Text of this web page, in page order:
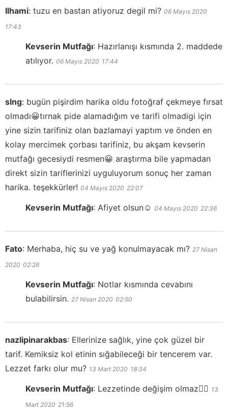
Ilhami: tuzu en bastan atiyoruz degil mi? 06 Mayıs 2020
17:43
Kevserin Mutfağı: Hazırlanışı kısmında 2. maddede
atılıyor. 06 Mayıs 2020 17:44
slng: bugün pişirdim harika oldu fotoğraf çekmeye fırsat
olmadı😀tırnak pide alamadığım ve tarifi olmadigi için
yine sizin tarifiniz olan bazlamayi yaptım ve önden en
kolay mercimek çorbası tarifiniz, bu akşam kevserin
mutfağı gecesiydi resmen😀 araştırma bile yapmadan
direkt sizin tariflerinizi uyguluyorum sonuç her zaman
harika. teşekkürler! 04 Mayıs 2020 22:07
Kevserin Mutfağı: Afiyet olsun☺️ 04 Mayıs 2020 22:36
Fato: Merhaba, hiç su ve yağ konulmayacak mı? 27 Nisan
2020 02:26
Kevserin Mutfağı: Notlar kısmında cevabını
bulabilirsin. 27 Nisan 2020 02:50
nazlipinarakbas: Ellerinize sağlık, yine çok güzel bir
tarif. Kemiksiz kol etinin sığabileceği bir tencerem var.
Lezzet farkı olur mu? 13 Mart 2020 18:34
Kevserin Mutfağı: Lezzetinde değişim olmaz👍🏻 13
Mart 2020 21:56